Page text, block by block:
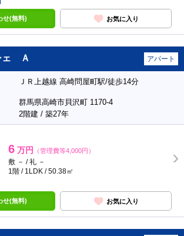
せ(無料) お気に入り
ェ Ａ アパート
ＪＲ上越線 高崎問屋町駅/徒歩14分
群馬県高崎市貝沢町 1170-4
2階建 / 築27年
6 万円 （管理費等4,000円）
敷 － / 礼 －
1階 / 1LDK / 50.38㎡
せ(無料) お気に入り